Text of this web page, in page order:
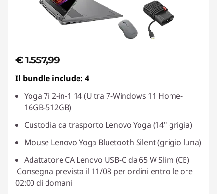
€ 1.557,99
Il bundle include: 4
Yoga 7i 2-in-1 14 (Ultra 7-Windows 11 Home-
16GB-512GB)
Custodia da trasporto Lenovo Yoga (14" grigia)
Mouse Lenovo Yoga Bluetooth Silent (grigio luna)
Adattatore CA Lenovo USB-C da 65 W Slim (CE)
Consegna prevista il 11/08 per ordini entro le ore
02:00 di domani